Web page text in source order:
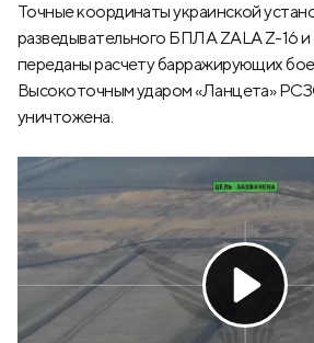
Точные координаты украинской
разведывательного БПЛА ZALA Z-16
переданы расчету барражирующих
Высокоточным ударом «Ланцета»
уничтожена.